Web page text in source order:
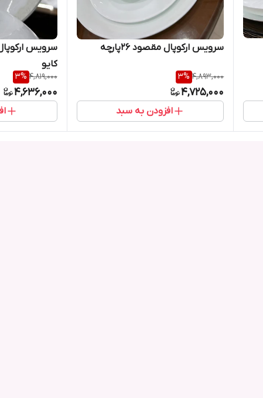
سرویس ارکوپال مقصود 26پارچه
4,893,000
3%
4,725,000
افزودن به سبد
کایو
4,819,000
3%
4,636,000